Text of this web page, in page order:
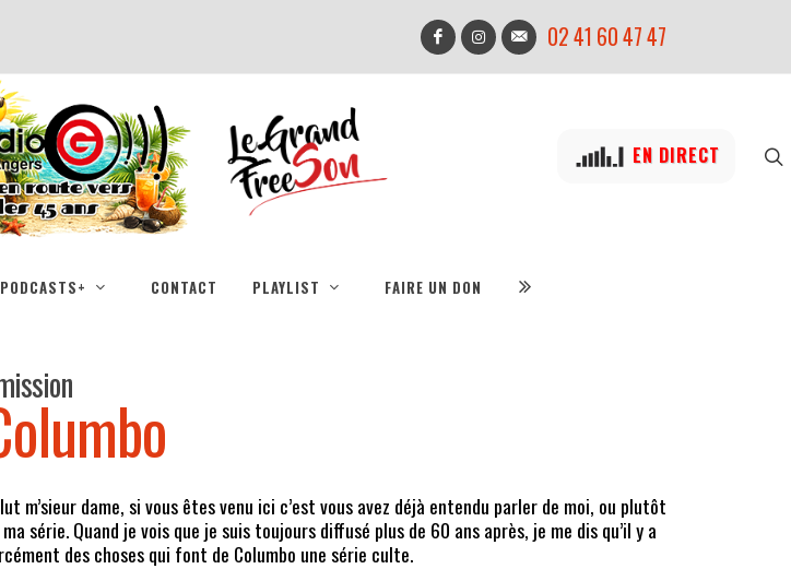
02 41 60 47 47
EN DIRECT
PODCASTS+ CONTACT PLAYLIST FAIRE UN DON
m’sieur dame, si vous êtes venu ici c’est vous avez déjà entendu parler de moi, ou plutôt
série. Quand je vois que je suis toujours diffusé plus de 60 ans après, je me dis qu’il y a
des choses qui font de Columbo une série culte.